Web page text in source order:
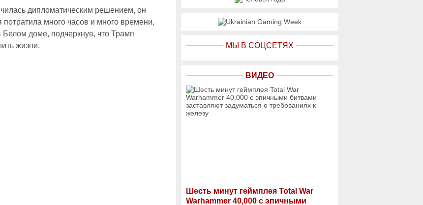
дипломатическим решением, он
потратила много часов и много времени,
доме, подчеркнув, что Трамп
жизни.
МЫ В СОЦСЕТЯХ
ВИДЕО
Шесть минут геймплея Total War
Warhammer 40,000 с эпичными